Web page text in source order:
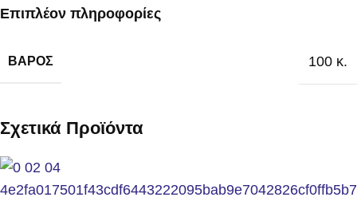
Επιπλέον πληροφορίες
ΒΆΡΟΣ 100 κ.
Σχετικά Προϊόντα